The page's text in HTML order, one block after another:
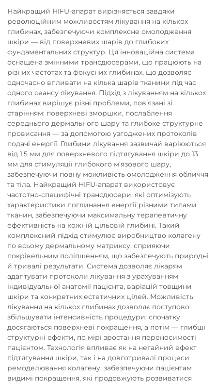
Найкращий HIFU-апарат вирізняється завдяки
революційним можливостям лікування на кількох
глибинах, забезпечуючи комплексне омолодження
шкіри — від поверхневих шарів до глибоких
фундаментальних структур. Ця інноваційна система
оснащена змінними трансдюсерами, що працюють на
різних частотах та фокусних глибинах, що дозволяє
одночасно впливати на кілька шарів тканини під час
одного сеансу лікування. Підхід з лікуванням на кількох
глибинах вирішує різні проблеми, пов’язані зі
старінням: поверхневі зморшки, послаблення
середнього дермального шару та глибоке структурне
провисання — за допомогою узгоджених протоколів
подачі енергії. Глибини лікування зазвичай варіюються
від 1,5 мм для поверхневого підтягування шкіри до 13
мм для стимуляції глибокого м’язового шару,
забезпечуючи повну можливість омолодження обличчя
та тіла. Найкращий HIFU-апарат використовує
частотно-специфічні трансдюсери, які оптимізують
характеристики поглинання енергії різними типами
тканин, забезпечуючи максимальну терапевтичну
ефективність на кожній цільовій глибині. Такий
комплексний підхід стимулює виробництво колагену
по всьому дермальному матриксу, сприяючи
покрівельним поліпшенням, що забезпечують природні
й тривалі результати. Система дозволяє лікарям
адаптувати протоколи лікування з урахуванням
індивідуальної анатомії пацієнта, варіацій товщини
шкіри та конкретних естетичних цілей. Можливість
лікування на кількох глибинах дозволяє поступово
збільшувати інтенсивність процедури: спочатку
досягаються поверхневі покращення, а потім — глибші
структурні ефекти, по мірі зростання переносимості
пацієнтом. Технологія впливає як на негайний ефект
підтягування шкіри, так і на довготривалі процеси
ремоделювання колагену, забезпечуючи пацієнтам
видимі покращення, які продовжують розвиватися